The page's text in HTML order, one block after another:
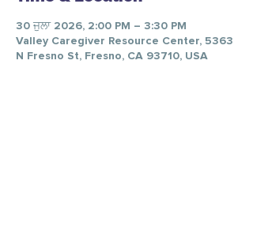
30 ਜੁਲਾ 2026, 2:00 PM – 3:30 PM
Valley Caregiver Resource Center, 5363
N Fresno St, Fresno, CA 93710, USA